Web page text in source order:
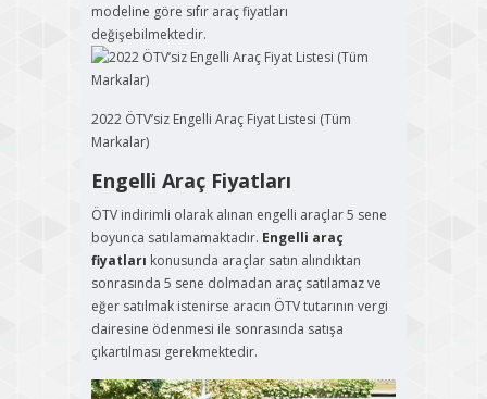
modeline göre sıfır araç fiyatları
değişebilmektedir.
2022 ÖTV’siz Engelli Araç Fiyat Listesi (Tüm
Markalar)
Engelli Araç Fiyatları
ÖTV indirimli olarak alınan engelli araçlar 5 sene
boyunca satılamamaktadır. Engelli araç
fiyatları konusunda araçlar satın alındıktan
sonrasında 5 sene dolmadan araç satılamaz ve
eğer satılmak istenirse aracın ÖTV tutarının vergi
dairesine ödenmesi ile sonrasında satışa
çıkartılması gerekmektedir.